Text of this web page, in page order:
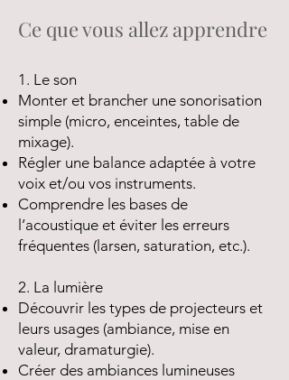
Ce que vous allez apprendre
1. Le son
Monter et brancher une sonorisation
simple (micro, enceintes, table de
mixage).
Régler une balance adaptée à votre
voix et/ou vos instruments.
Comprendre les bases de
l’acoustique et éviter les erreurs
fréquentes (larsen, saturation, etc.).
2. La lumière
Découvrir les types de projecteurs et
leurs usages (ambiance, mise en
valeur, dramaturgie).
Créer des ambiances lumineuses